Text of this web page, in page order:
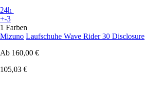
24h
+-3
1 Farben
Mizuno Laufschuhe Wave Rider 30 Disclosure
Ab 160,00 €
105,03 €